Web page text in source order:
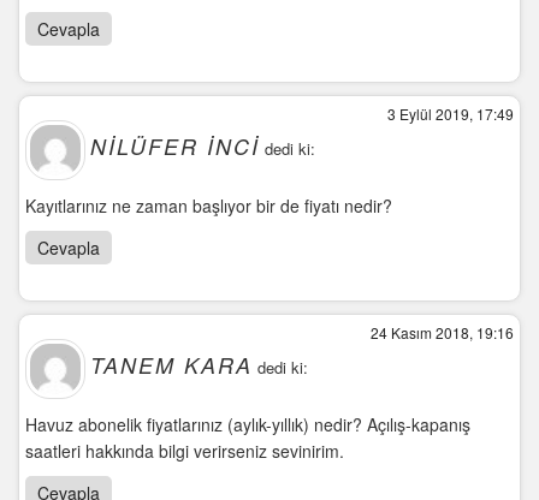
Cevapla
NILÜFER İNCI dedi ki:
3 Eylül 2019, 17:49
Kayıtlarınız ne zaman başlıyor bir de fiyatı nedir?
Cevapla
TANEM KARA dedi ki:
24 Kasım 2018, 19:16
Havuz abonelik fiyatlarınız (aylık-yıllık) nedir? Açılış-kapanış
saatleri hakkında bilgi verirseniz sevinirim.
Cevapla